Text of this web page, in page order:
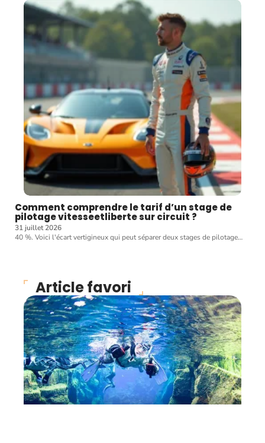
Comment comprendre le tarif d’un stage de
pilotage vitesseetliberte sur circuit ?
31 juillet 2026
40 %. Voici l'écart vertigineux qui peut séparer deux stages de pilotage…
Article favori